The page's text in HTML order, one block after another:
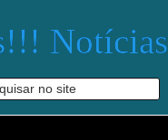
Notícias
no site